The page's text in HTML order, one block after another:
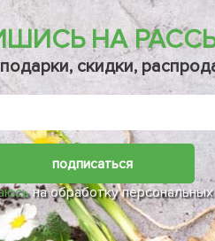
НА
скидки,
подписаться
на обработку